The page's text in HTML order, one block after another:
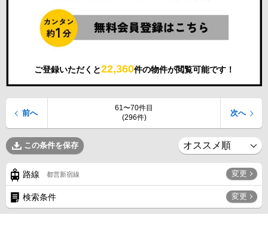
ご登録いただくと22,360件の物件が閲覧可能です！
61〜70件目
(296件)
前へ 次へ
この条件を保存
路線 都営新宿線 変更
検索条件 変更